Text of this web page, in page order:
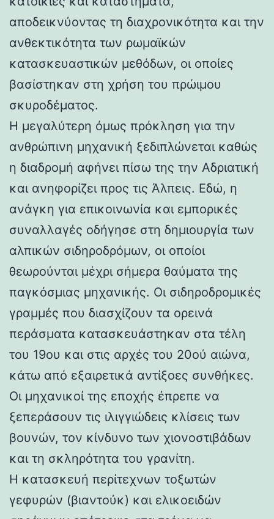
αποδεικνύοντας τη διαχρονικότητα και την
ανθεκτικότητα των ρωμαϊκών
κατασκευαστικών μεθόδων, οι οποίες
βασίστηκαν στη χρήση του πρώιμου
σκυροδέματος.
Η μεγαλύτερη όμως πρόκληση για την
ανθρώπινη μηχανική ξεδιπλώνεται καθώς
η διαδρομή αφήνει πίσω της την Αδριατική
και ανηφορίζει προς τις Άλπεις. Εδώ, η
ανάγκη για επικοινωνία και εμπορικές
συναλλαγές οδήγησε στη δημιουργία των
αλπικών σιδηροδρόμων, οι οποίοι
θεωρούνται μέχρι σήμερα θαύματα της
παγκόσμιας μηχανικής. Οι σιδηροδρομικές
γραμμές που διασχίζουν τα ορεινά
περάσματα κατασκευάστηκαν στα τέλη
του 19ου και στις αρχές του 20ού αιώνα,
κάτω από εξαιρετικά αντίξοες συνθήκες.
Οι μηχανικοί της εποχής έπρεπε να
ξεπεράσουν τις ιλιγγιώδεις κλίσεις των
βουνών, τον κίνδυνο των χιονοστιβάδων
και τη σκληρότητα του γρανίτη.
Η κατασκευή περίτεχνων τοξωτών
γεφυρών (βιαντούκ) και ελικοειδών